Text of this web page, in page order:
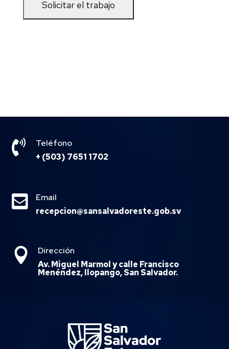

Teléfono
+ (503) 7651 1702

Email
recepcion@sansalvadoreste.gob.sv

Dirección
Av. Miguel Marmol y calle Francisco
Menéndez, Ilopango, San Salvador.